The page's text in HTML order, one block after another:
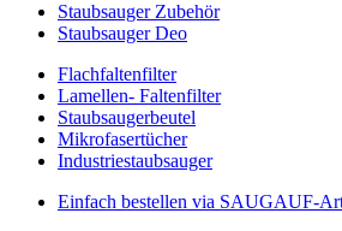
Staubsauger Zubehör
Staubsauger Deo
Flachfaltenfilter
Lamellen- Faltenfilter
Staubsaugerbeutel
Mikrofasertücher
Industriestaubsauger
Einfach bestellen via SAUGAUF-